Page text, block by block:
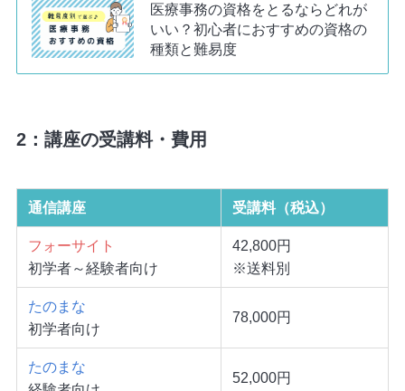
医療事務の資格をとるならどれが
いい？初心者におすすめの資格の
種類と難易度
2：講座の受講料・費用
通信講座 受講料（税込）
フォーサイト
初学者～経験者向け
42,800円
※送料別
たのまな
初学者向け
78,000円
たのまな
52,000円